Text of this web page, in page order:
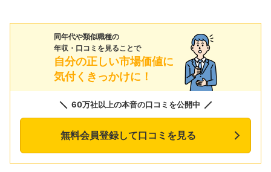
同年代や類似職種の
年収・口コミを見ることで
自分の正しい市場価値に
気付くきっかけに！
60万社以上の本音の口コミを公開中
無料会員登録して口コミを見る